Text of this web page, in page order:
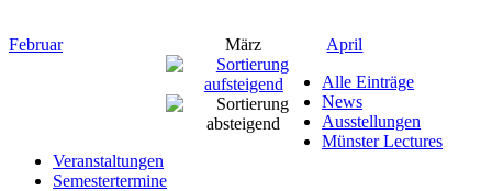
Februar März
April
Alle Einträge
News
Ausstellungen
Münster Lectures
Veranstaltungen
Semestertermine